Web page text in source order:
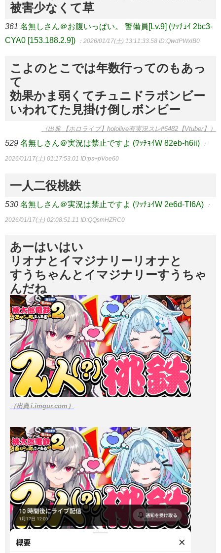
被害少なくて草
361 名無しさん＠お腹いっぱい。 警備員[Lv.9] (ﾜｯﾁｮｲ 2bc3-
CYA0 [153.188.2.9])
：2026/01/17(土) 13:11:33.58 ID:QwdPWxlB0
こよのとこでは年数行ってのもあっ
て
効果かま弱くてチュニドラボンビー
いわれてた見掛け倒しボンビー
（出典 【ホロライブ】hololive有実況スレ#6482【Vtuber】）
529 名無しさん＠実況は禁止ですよ (ﾜｯﾁｮｲW 82eb-h6ii) ：
2026/01/17(土) 01:17:53.01 ID:ps+pVoe60
一人二役桃鉄
530 名無しさん＠実況は禁止ですよ (ﾜｯﾁｮｲW 2e6d-TI6A) ：
2026/01/17(土) 02:08:51.11 ID:QQsmHZRC0
あーはいはい
リオナとイマジナリーリオナと
すうちゃんとイマジナリーすうちゃ
んだね
（出典 i.imgur.com）